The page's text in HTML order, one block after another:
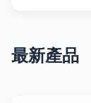
最新產品